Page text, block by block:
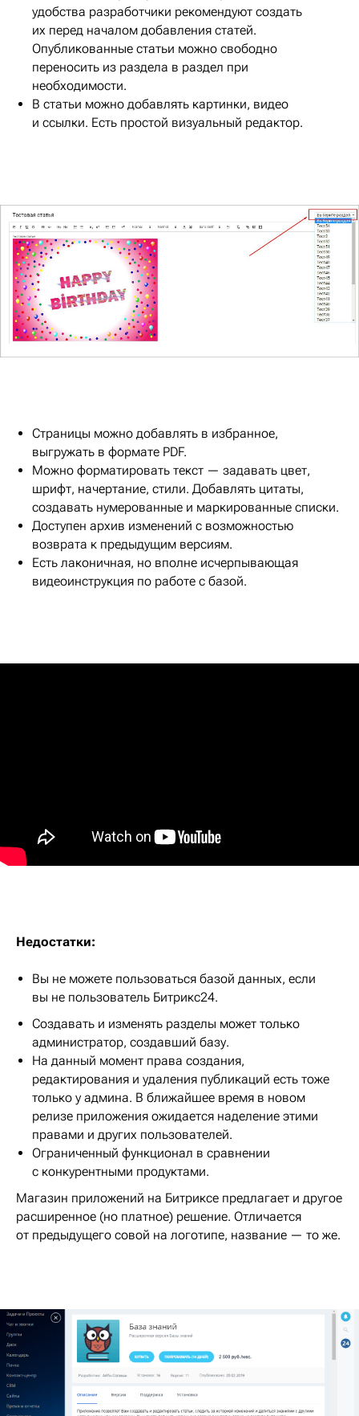
удобства разработчики рекомендуют создать
их перед началом добавления статей.
Опубликованные статьи можно свободно
переносить из раздела в раздел при
необходимости.
В статьи можно добавлять картинки, видео
и ссылки. Есть простой визуальный редактор.
Страницы можно добавлять в избранное,
выгружать в формате PDF.
Можно форматировать текст — задавать цвет,
шрифт, начертание, стили. Добавлять цитаты,
создавать нумерованные и маркированные списки.
Доступен архив изменений с возможностью
возврата к предыдущим версиям.
Есть лаконичная, но вполне исчерпывающая
видеоинструкция по работе с базой.
Недостатки:
Вы не можете пользоваться базой данных, если
вы не пользователь Битрикс24.
Создавать и изменять разделы может только
администратор, создавший базу.
На данный момент права создания,
редактирования и удаления публикаций есть тоже
только у админа. В ближайшее время в новом
релизе приложения ожидается наделение этими
правами и других пользователей.
Ограниченный функционал в сравнении
с конкурентными продуктами.
Магазин приложений на Битриксе предлагает и другое
расширенное (но платное) решение. Отличается
от предыдущего совой на логотипе, название — то же.